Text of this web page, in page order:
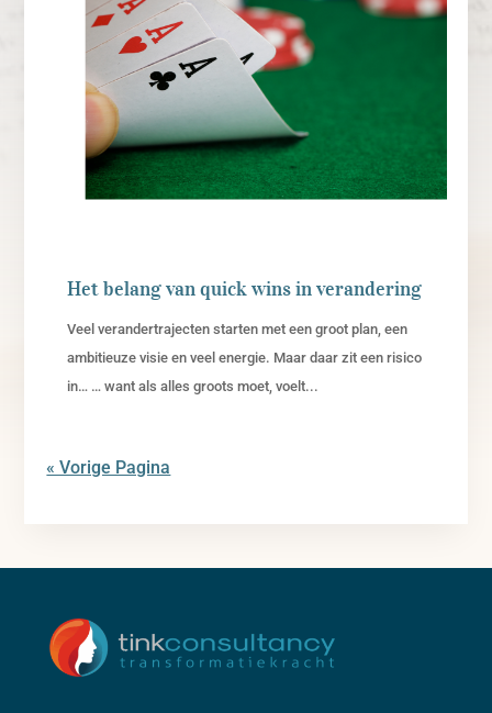
Het belang van quick wins in verandering
Veel verandertrajecten starten met een groot plan, een
ambitieuze visie en veel energie. Maar daar zit een risico
in… … want als alles groots moet, voelt...
« Vorige Pagina